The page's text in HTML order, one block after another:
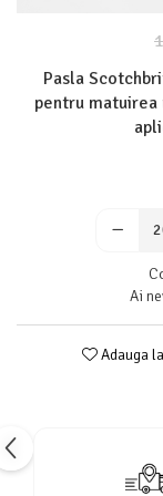
Pasla
pentru
Ai
Adauga